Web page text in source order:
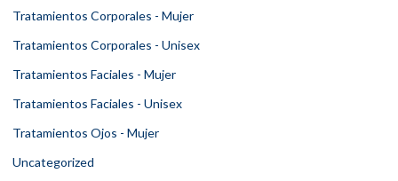
Tratamientos Corporales - Mujer
Tratamientos Corporales - Unisex
Tratamientos Faciales - Mujer
Tratamientos Faciales - Unisex
Tratamientos Ojos - Mujer
Uncategorized